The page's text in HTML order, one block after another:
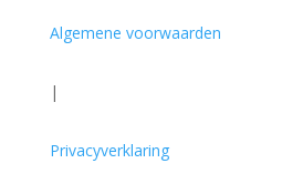
Algemene voorwaarden
|
Privacyverklaring